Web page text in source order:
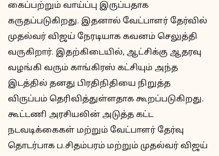
கைப்பற்றும் வாய்ப்பு இருப்பதாக
கருதப்படுகிறது. இதனால் வேட்பாளர் தேர்வில்
முதல்வர் விஜய் நேரடியாக கவனம் செலுத்தி
வருகிறார். இதற்கிடையில், ஆட்சிக்கு ஆதரவு
வழங்கி வரும் காங்கிரஸ் கட்சியும் அந்த
இடத்தில் தனது பிரதிநிதியை நிறுத்த
விருப்பம் தெரிவித்துள்ளதாக கூறப்படுகிறது.
கூட்டணி அரசியலின் அடுத்த கட்ட
நடவடிக்கைகள் மற்றும் வேட்பாளர் தேர்வு
தொடர்பாக ப.சிதம்பரம் மற்றும் முதல்வர் விஜய்